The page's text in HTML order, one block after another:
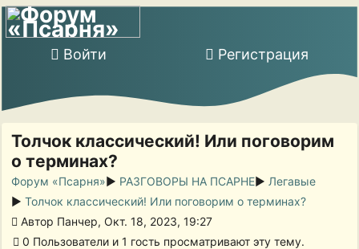
Войти Регистрация
Толчок классический! Или поговорим
о терминах?
Форум «Псарня»► РАЗГОВОРЫ НА ПСАРНЕ► Легавые
► Толчок классический! Или поговорим о терминах?
Автор Панчер, Окт. 18, 2023, 19:27
0 Пользователи и 1 гость просматривают эту тему.